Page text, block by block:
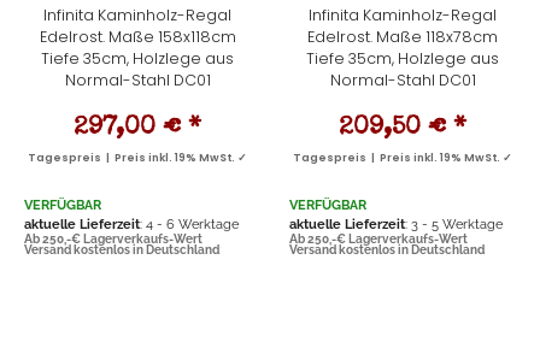
Infinita Kaminholz-Regal
Edelrost. Maße 158x118cm
Tiefe 35cm, Holzlege aus
Normal-Stahl DC01
297,00 € *
Tagespreis | Preis inkl. 19% MwSt. ✓
VERFÜGBAR
aktuelle Lieferzeit: 4 - 6 Werktage
Ab 250,-€ Lagerverkaufs-Wert
Versand kostenlos in Deutschland
Infinita Kaminholz-Regal
Edelrost. Maße 118x78cm
Tiefe 35cm, Holzlege aus
Normal-Stahl DC01
209,50 € *
Tagespreis | Preis inkl. 19% MwSt. ✓
VERFÜGBAR
aktuelle Lieferzeit: 3 - 5 Werktage
Ab 250,-€ Lagerverkaufs-Wert
Versand kostenlos in Deutschland